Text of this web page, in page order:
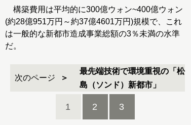
構築費用は平均的に300億ウォン~400億ウォン
(約28億951万円～約37億4601万円)規模で、これ
は一般的な新都市造成事業総額の3％未満の水準
だ。
次のページ
最先端技術で環境重視の「松
島（ソンド）新都市」
1 2 3